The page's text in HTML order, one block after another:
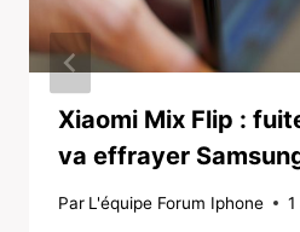
Xiaomi Mix Flip :
va effrayer
Par L'équipe Forum Iphone